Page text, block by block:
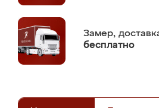
Замер,
бесплатно